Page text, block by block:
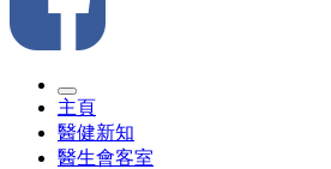
主頁
醫健新知
醫生會客室